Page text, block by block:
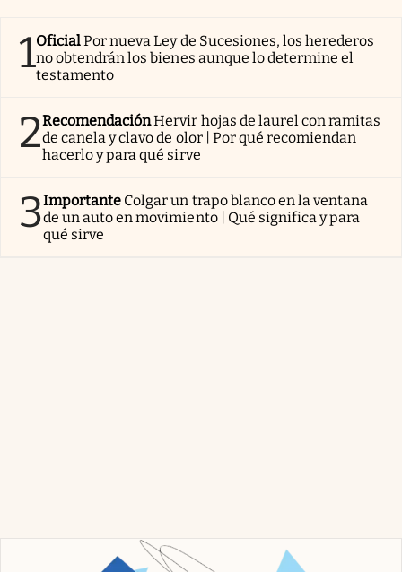
1OficialPor nueva Ley de Sucesiones, los herederos
no obtendrán los bienes aunque lo determine el
testamento
2RecomendaciónHervir hojas de laurel con ramitas
de canela y clavo de olor | Por qué recomiendan
hacerlo y para qué sirve
3Importante Colgar un trapo blanco en la ventana
de un auto en movimiento | Qué significa y para
qué sirve